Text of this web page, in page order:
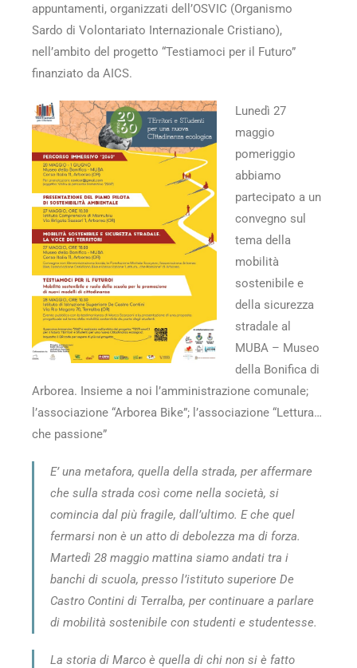
appuntamenti, organizzati dell’OSVIC (Organismo
Sardo di Volontariato Internazionale Cristiano),
nell’ambito del progetto “Testiamoci per il Futuro”
finanziato da AICS.
Lunedì 27
maggio
pomeriggio
abbiamo
partecipato a un
convegno sul
tema della
mobilità
sostenibile e
della sicurezza
stradale al
MUBA – Museo
della Bonifica di
Arborea. Insieme a noi l’amministrazione comunale;
l’associazione “Arborea Bike”; l’associazione “Lettura…
che passione”
E’ una metafora, quella della strada, per affermare
che sulla strada così come nella società, si
comincia dal più fragile, dall’ultimo. E che quel
fermarsi non è un atto di debolezza ma di forza.
Martedì 28 maggio mattina siamo andati tra i
banchi di scuola, presso l’istituto superiore De
Castro Contini di Terralba, per continuare a parlare
di mobilità sostenibile con studenti e studentesse.
La storia di Marco è quella di chi non si è fatto